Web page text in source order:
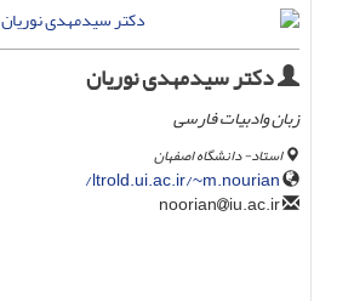
دکتر سیدمهدی نوریان
زبان وادبیات فارسی
استاد- دانشگاه اصفهان
ltrold.ui.ac.ir/~m.nourian/
iu.ac.ir